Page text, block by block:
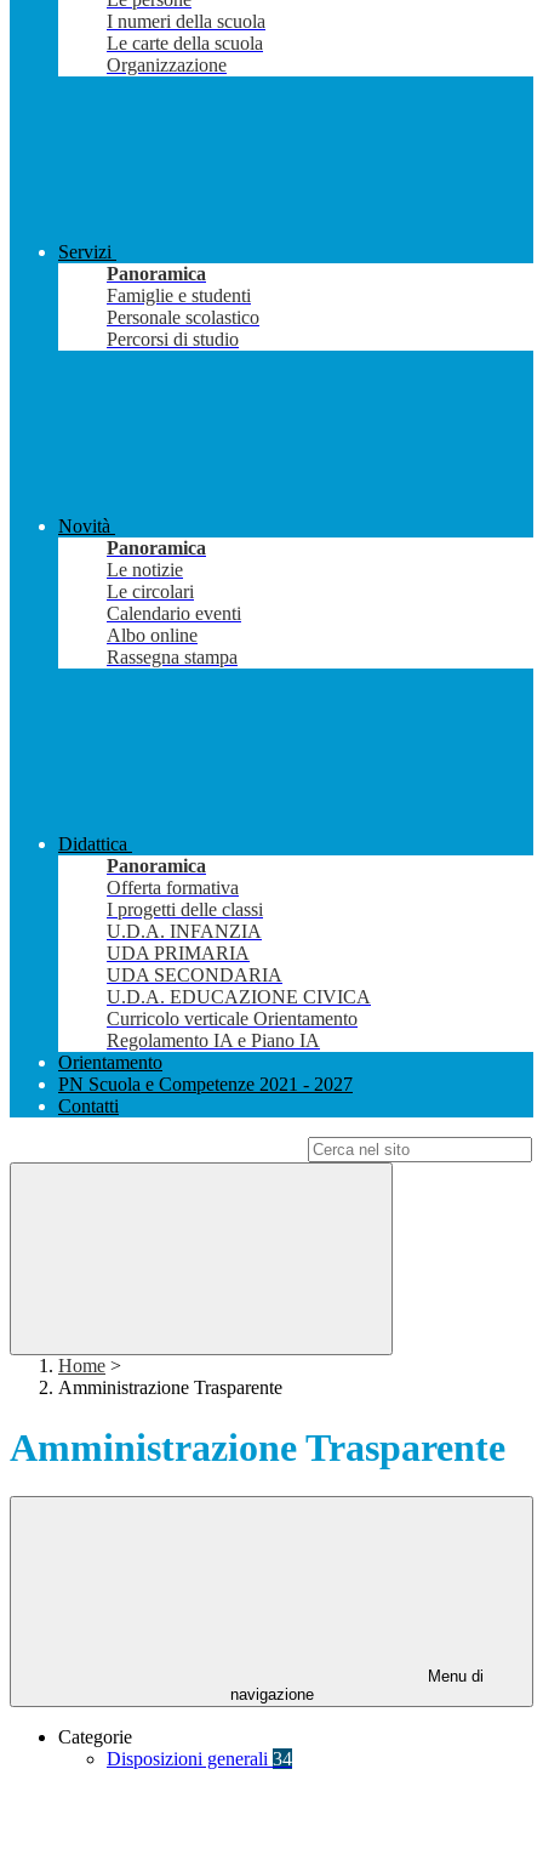
I numeri della scuola
Le carte della scuola
Organizzazione
Servizi
Panoramica
Famiglie e studenti
Personale scolastico
Percorsi di studio
Novità
Panoramica
Le notizie
Le circolari
Calendario eventi
Albo online
Rassegna stampa
Didattica
Panoramica
Offerta formativa
I progetti delle classi
U.D.A. INFANZIA
UDA PRIMARIA
UDA SECONDARIA
U.D.A. EDUCAZIONE CIVICA
Curricolo verticale Orientamento
Regolamento IA e Piano IA
Orientamento
PN Scuola e Competenze 2021 - 2027
Contatti
Home >
Amministrazione Trasparente
Amministrazione Trasparente
Menu di
navigazione
Categorie
Disposizioni generali 34